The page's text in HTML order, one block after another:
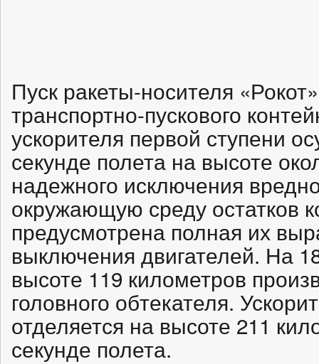
Пуск ракеты-носителя
транспортно-пускового
ускорителя первой ступени
секунде полета на высоте
надежного исключения
окружающую среду остатков
предусмотрена полная их
выключения двигателей. На
высоте 119 километров
головного обтекателя.
отделяется на высоте 211
секунде полета.